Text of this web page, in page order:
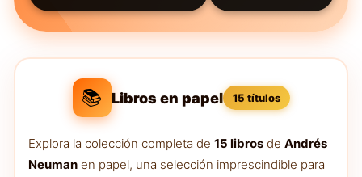
📚 Libros en papel 15 títulos
Explora la colección completa de 15 libros de Andrés
Neuman en papel, una selección imprescindible para